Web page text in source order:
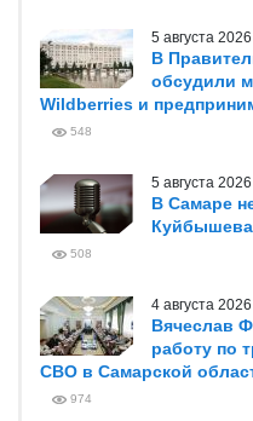
5 августа 2026
В
обсудили
Wildberries и
548
5 августа 2026
В Самаре
508
4 августа 2026
Вячеслав
работу по
СВО в Самарской
974